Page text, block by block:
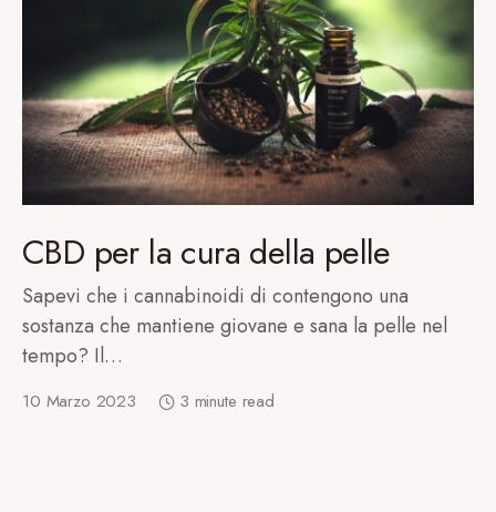
CBD per la cura della pelle
Sapevi che i cannabinoidi di contengono una
sostanza che mantiene giovane e sana la pelle nel
tempo? Il…
10 Marzo 2023 3 minute read